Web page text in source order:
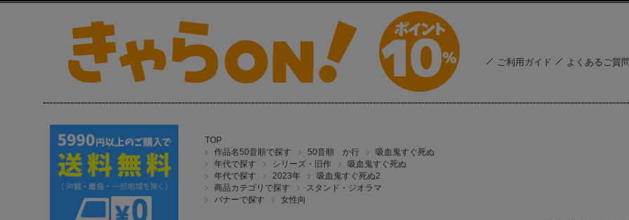
ご利用ガイド よくあるご質
TOP
作品名50音順で探す
50音順 か行
吸血鬼すぐ死ぬ
年代で探す
シリーズ・旧作
吸血鬼すぐ死ぬ
年代で探す
2023年
吸血鬼すぐ死ぬ2
商品カテゴリで探す
スタンド・ジオラマ
バナーで探す
女性向